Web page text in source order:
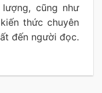
cũng như
thức chuyên
đến người đọc.